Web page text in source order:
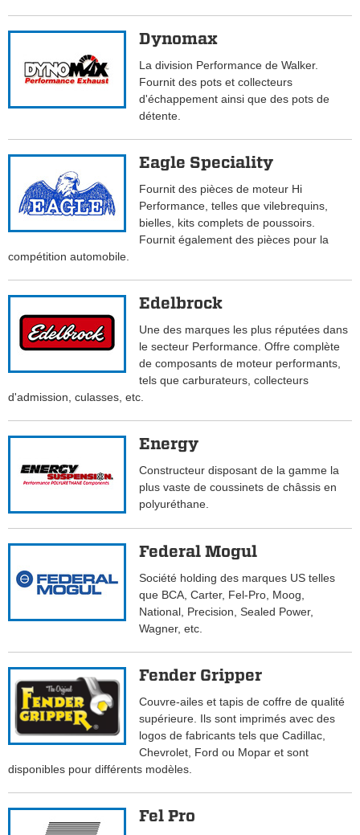
Dynomax
La division Performance de Walker.
Fournit des pots et collecteurs
d'échappement ainsi que des pots de
détente.
Eagle Speciality
Fournit des pièces de moteur Hi
Performance, telles que vilebrequins,
bielles, kits complets de poussoirs.
Fournit également des pièces pour la
compétition automobile.
Edelbrock
Une des marques les plus réputées dans
le secteur Performance. Offre complète
de composants de moteur performants,
tels que carburateurs, collecteurs
d'admission, culasses, etc.
Energy
Constructeur disposant de la gamme la
plus vaste de coussinets de châssis en
polyuréthane.
Federal Mogul
Société holding des marques US telles
que BCA, Carter, Fel-Pro, Moog,
National, Precision, Sealed Power,
Wagner, etc.
Fender Gripper
Couvre-ailes et tapis de coffre de qualité
supérieure. Ils sont imprimés avec des
logos de fabricants tels que Cadillac,
Chevrolet, Ford ou Mopar et sont
disponibles pour différents modèles.
Fel Pro